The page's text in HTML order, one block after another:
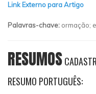
Link Externo para Artigo
Palavras-chave: ormação;
RESUMOS
RESUMO PORTUGUÊS: